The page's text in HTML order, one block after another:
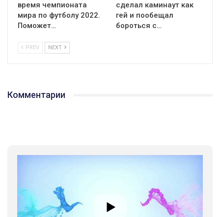
время чемпионата
мира по футболу 2022.
Поможет…
сделал каминаут как
гей и пообещал
бороться с…
PREV NEXT
Комментарии